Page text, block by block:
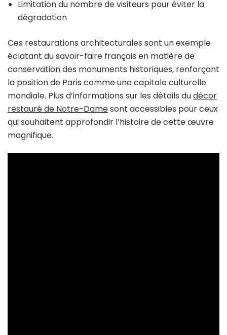
Limitation du nombre de visiteurs pour éviter la
dégradation
Ces restaurations architecturales sont un exemple
éclatant du savoir-faire français en matière de
conservation des monuments historiques, renforçant
la position de Paris comme une capitale culturelle
mondiale. Plus d’informations sur les détails dudécor
restauré de Notre-Damesont accessibles pour ceux
qui souhaitent approfondir l’histoire de cette œuvre
magnifique.